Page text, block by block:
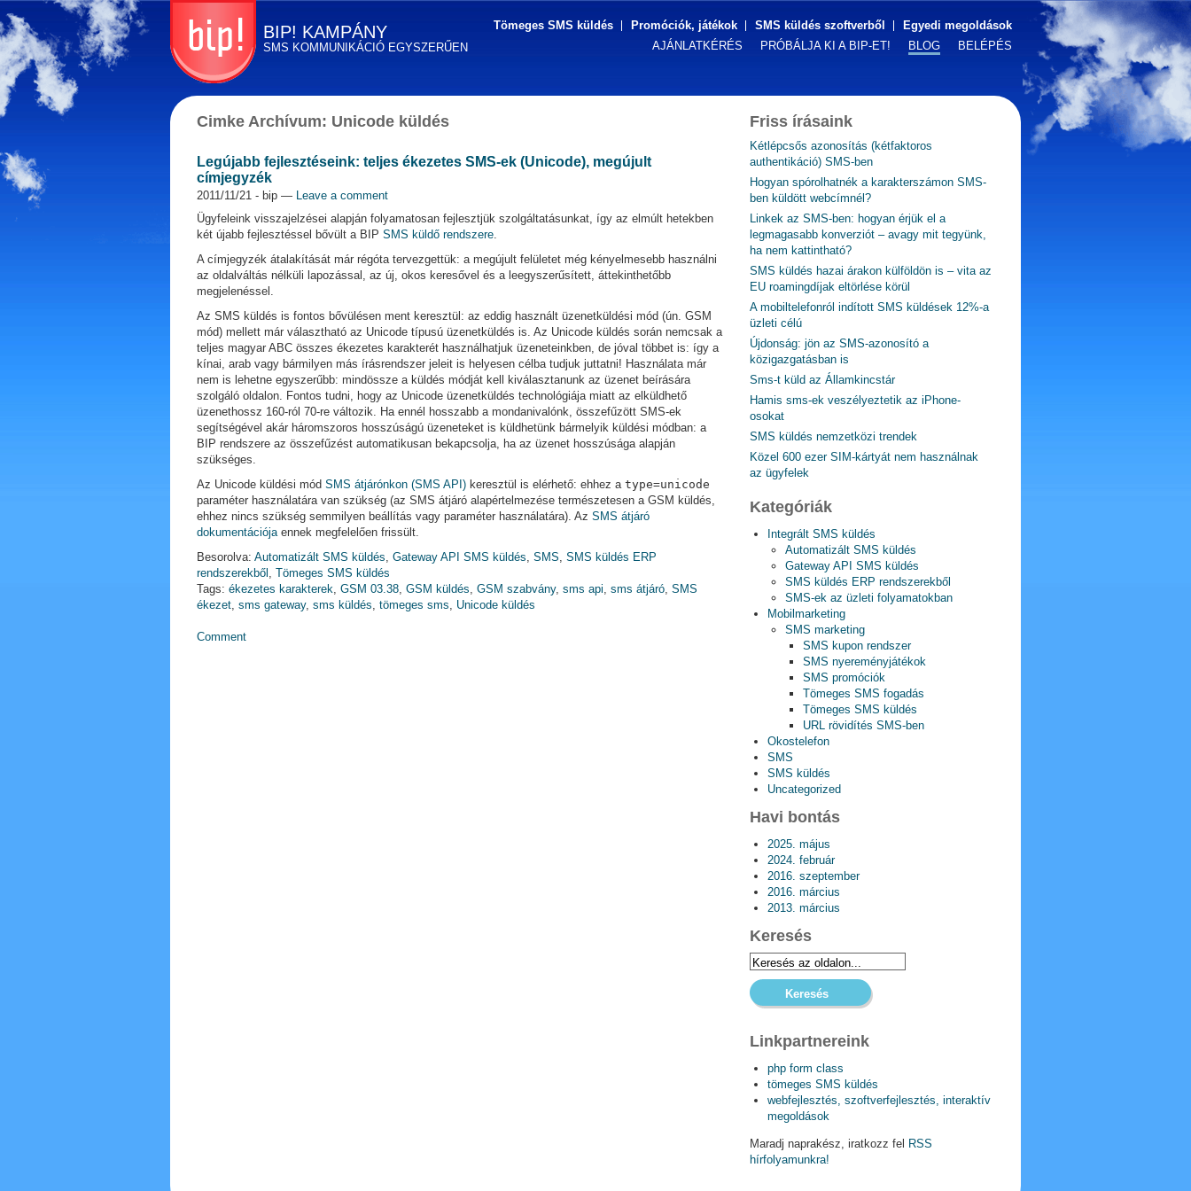
küldés
egyszerűen! BIP
marketing, direkt
marketing és
kommunikáció
BIP! KAMPÁNY
SMS KOMMUNIKÁCIÓ EGYSZERŰEN
Tömeges SMS küldés Promóciók, játékok SMS küldés szoftverből
Egyedi megoldások
AJÁNLATKÉRÉS
PRÓBÁLJA KI A BIP-ET! BLOG BELÉPÉS
Cimke Archívum: Unicode küldés
Legújabb fejlesztéseink: teljes ékezetes SMS-ek (Unicode), megújult
címjegyzék
2011/11/21 - bip — Leave a comment
Ügyfeleink visszajelzései alapján folyamatosan fejlesztjük szolgáltatásunkat, így az elmúlt hetekben
két újabb fejlesztéssel bővült a BIP SMS küldő rendszere.
A címjegyzék átalakítását már régóta tervezgettük: a megújult felületet még kényelmesebb használni
az oldalváltás nélküli lapozással, az új, okos keresővel és a leegyszerűsített, áttekinthetőbb
megjelenéssel.
Az SMS küldés is fontos bővülésen ment keresztül: az eddig használt üzenetküldési mód (ún. GSM
mód) mellett már választható az Unicode típusú üzenetküldés is. Az Unicode küldés során nemcsak a
teljes magyar ABC összes ékezetes karakterét használhatjuk üzeneteinkben, de jóval többet is: így a
kínai, arab vagy bármilyen más írásrendszer jeleit is helyesen célba tudjuk juttatni! Használata már
nem is lehetne egyszerűbb: mindössze a küldés módját kell kiválasztanunk az üzenet beírására
szolgáló oldalon. Fontos tudni, hogy az Unicode üzenetküldés technológiája miatt az elküldhető
üzenethossz 160-ról 70-re változik. Ha ennél hosszabb a mondanivalónk, összefűzött SMS-ek
segítségével akár háromszoros hosszúságú üzeneteket is küldhetünk bármelyik küldési módban: a
BIP rendszere az összefűzést automatikusan bekapcsolja, ha az üzenet hosszúsága alapján
szükséges.
Az Unicode küldési mód SMS átjárónkon (SMS API) keresztül is elérhető: ehhez a type=unicode
paraméter használatára van szükség (az SMS átjáró alapértelmezése természetesen a GSM küldés,
ehhez nincs szükség semmilyen beállítás vagy paraméter használatára). Az SMS átjáró
dokumentációjaennek megfelelően frissült.
Besorolva: Automatizált SMS küldés, Gateway API SMS küldés, SMS, SMS küldés ERP
rendszerekből , Tömeges SMS küldés
Tags: ékezetes karakterek, GSM 03.38, GSM küldés, GSM szabvány, sms api, sms átjáró, SMS
ékezet, sms gateway, sms küldés, tömeges sms, Unicode küldés
Comment
Friss írásaink
Kétlépcsős azonosítás (kétfaktoros
authentikáció) SMS-ben
Hogyan spórolhatnék a karakterszámon SMS-
ben küldött webcímnél?
Linkek az SMS-ben: hogyan érjük el a
legmagasabb konverziót – avagy mit tegyünk,
ha nem kattintható?
SMS küldés hazai árakon külföldön is – vita az
EU roamingdíjak eltörlése körül
A mobiltelefonról indított SMS küldések 12%-a
üzleti célú
Újdonság: jön az SMS-azonosító a
közigazgatásban is
Sms-t küld az Államkincstár
Hamis sms-ek veszélyeztetik az iPhone-
osokat
SMS küldés nemzetközi trendek
Közel 600 ezer SIM-kártyát nem használnak
az ügyfelek
Kategóriák
Integrált SMS küldés
Automatizált SMS küldés
Gateway API SMS küldés
SMS küldés ERP rendszerekből
SMS-ek az üzleti folyamatokban
Mobilmarketing
SMS marketing
SMS kupon rendszer
SMS nyereményjátékok
SMS promóciók
Tömeges SMS fogadás
Tömeges SMS küldés
URL rövidítés SMS-ben
Okostelefon
SMS
SMS küldés
Uncategorized
Havi bontás
2025. május
2024. február
2016. szeptember
2016. március
2013. március
Keresés
Linkpartnereink
php form class
tömeges SMS küldés
webfejlesztés, szoftverfejlesztés, interaktív
megoldások
Maradj naprakész, iratkozz fel RSS
hírfolyamunkra!